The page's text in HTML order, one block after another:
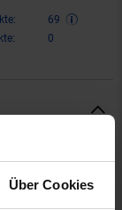
Über Cookies
69
0
dessen